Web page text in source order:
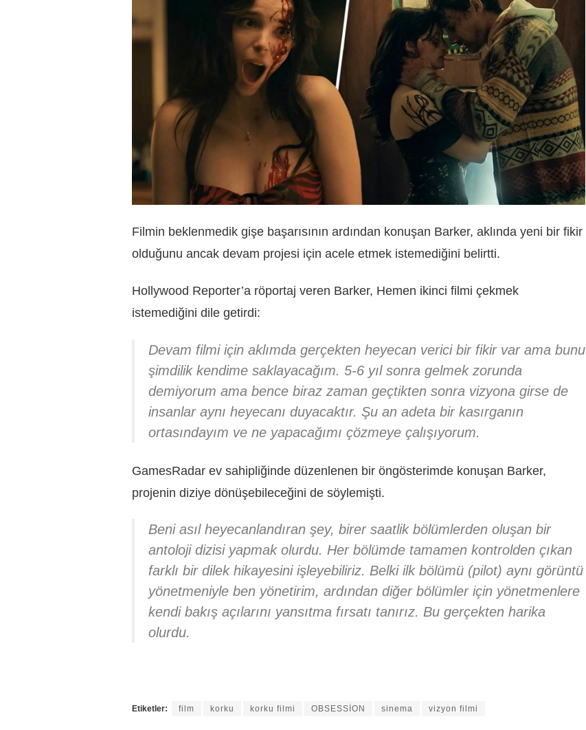
Filmin beklenmedik gişe başarısının ardından konuşan Barker, aklında yeni bir fikir
olduğunu ancak devam projesi için acele etmek istemediğini belirtti.
Hollywood Reporter’a röportaj veren Barker, Hemen ikinci filmi çekmek
istemediğini dile getirdi:
Devam filmi için aklımda gerçekten heyecan verici bir fikir var ama bunu
şimdilik kendime saklayacağım. 5-6 yıl sonra gelmek zorunda
demiyorum ama bence biraz zaman geçtikten sonra vizyona girse de
insanlar aynı heyecanı duyacaktır. Şu an adeta bir kasırganın
ortasındayım ve ne yapacağımı çözmeye çalışıyorum.
GamesRadar ev sahipliğinde düzenlenen bir öngösterimde konuşan Barker,
projenin diziye dönüşebileceğini de söylemişti.
Beni asıl heyecanlandıran şey, birer saatlik bölümlerden oluşan bir
antoloji dizisi yapmak olurdu. Her bölümde tamamen kontrolden çıkan
farklı bir dilek hikayesini işleyebiliriz. Belki ilk bölümü (pilot) aynı görüntü
yönetmeniyle ben yönetirim, ardından diğer bölümler için yönetmenlere
kendi bakış açılarını yansıtma fırsatı tanırız. Bu gerçekten harika
olurdu.
Etiketler: film korku korku filmi OBSESSİON sinema vizyon filmi